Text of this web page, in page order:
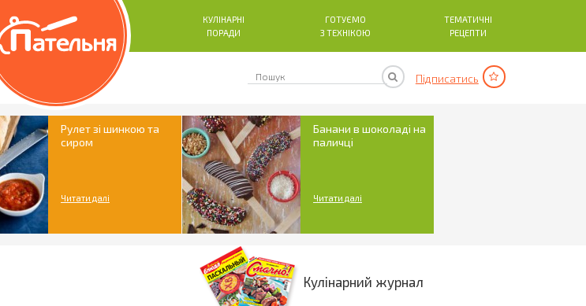
КУЛІНАРНІ
ПОРАДИ
ГОТУЄМО
З ТЕХНІКОЮ
ТЕМАТИЧНІ
РЕЦЕПТИ
Підписатись
Рулет зі шинкою та
сиром
Читати далі
Банани в шоколаді на
паличці
Читати далі
Кулінарний журнал